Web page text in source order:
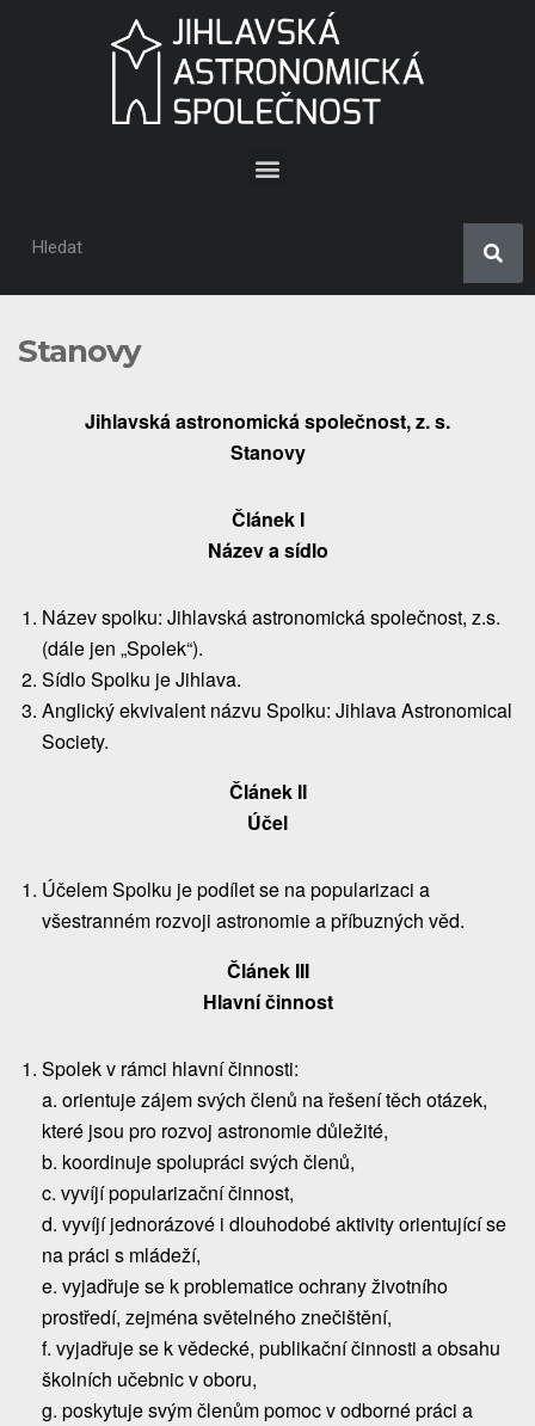
Stanovy
Jihlavská astronomická společnost, z. s.
Stanovy
Článek I
Název a sídlo
Název spolku: Jihlavská astronomická společnost, z.s.
(dále jen „Spolek“).
Sídlo Spolku je Jihlava.
Anglický ekvivalent názvu Spolku: Jihlava Astronomical
Society.
Článek II
Účel
Účelem Spolku je podílet se na popularizaci a
všestranném rozvoji astronomie a příbuzných věd.
Článek III
Hlavní činnost
Spolek v rámci hlavní činnosti:
a. orientuje zájem svých členů na řešení těch otázek,
které jsou pro rozvoj astronomie důležité,
b. koordinuje spolupráci svých členů,
c. vyvíjí popularizační činnost,
d. vyvíjí jednorázové i dlouhodobé aktivity orientující se
na práci s mládeží,
e. vyjadřuje se k problematice ochrany životního
prostředí, zejména světelného znečištění,
f. vyjadřuje se k vědecké, publikační činnosti a obsahu
školních učebnic v oboru,
g. poskytuje svým členům pomoc v odborné práci a